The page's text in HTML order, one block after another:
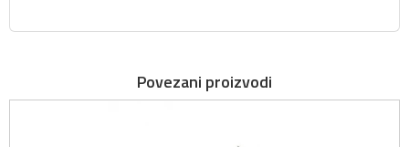
Povezani proizvodi